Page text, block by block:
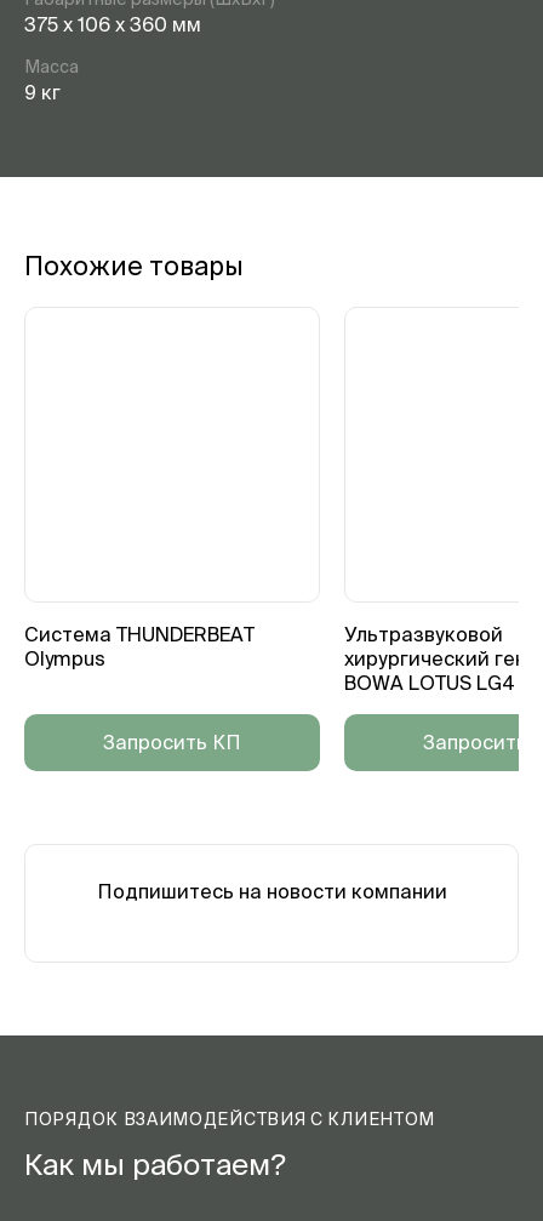
375 х 106 х 360 мм
Масса
9 кг
Похожие товары
Система THUNDERBEAT
Olympus
Запросить КП
Ультразвуковой
хирургический
BOWA LOTUS LG4
Запросить
Подпишитесь на новости компании
ПОРЯДОК ВЗАИМОДЕЙСТВИЯ С КЛИЕНТОМ
Как мы работаем?